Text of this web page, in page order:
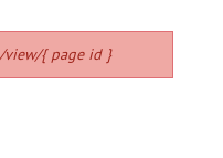
view/{ page id }